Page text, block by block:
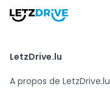
LetzDrive.lu
A propos de LetzDrive.lu